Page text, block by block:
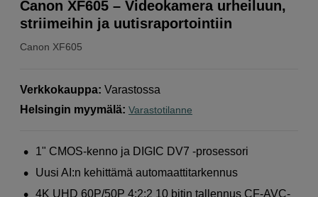
Canon XF605
Canon XF605 – Videokamera urheiluun,
striimeihin ja uutisraportointiin
Verkkokauppa: Varastossa
Helsingin myymälä: Varastotilanne
1" CMOS-kenno ja DIGIC DV7 -prosessori
Uusi AI:n kehittämä automaattitarkennus
4K UHD 60P/50P 4:2:2 10 bitin tallennus CF-AVC-